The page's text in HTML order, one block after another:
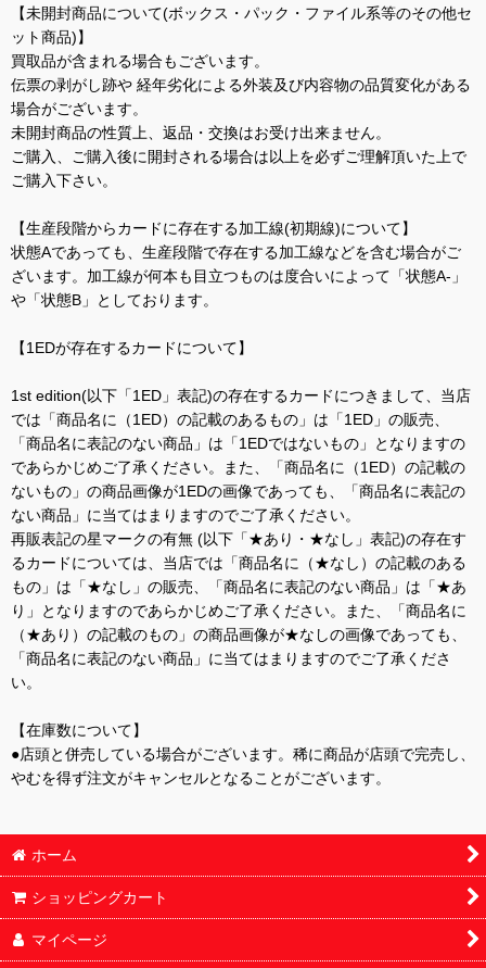
【未開封商品について(ボックス・パック・ファイル系等のその他セ
ット商品)】
買取品が含まれる場合もございます。
伝票の剥がし跡や 経年劣化による外装及び内容物の品質変化がある
場合がございます。
未開封商品の性質上、返品・交換はお受け出来ません。
ご購入、ご購入後に開封される場合は以上を必ずご理解頂いた上で
ご購入下さい。
【生産段階からカードに存在する加工線(初期線)について】
状態Aであっても、生産段階で存在する加工線などを含む場合がご
ざいます。加工線が何本も目立つものは度合いによって「状態A-」
や「状態B」としております。
【1EDが存在するカードについて】
1st edition(以下「1ED」表記)の存在するカードにつきまして、当店
では「商品名に（1ED）の記載のあるもの」は「1ED」の販売、
「商品名に表記のない商品」は「1EDではないもの」となりますの
であらかじめご了承ください。また、「商品名に（1ED）の記載の
ないもの」の商品画像が1EDの画像であっても、「商品名に表記の
ない商品」に当てはまりますのでご了承ください。
再販表記の星マークの有無 (以下「★あり・★なし」表記)の存在す
るカードについては、当店では「商品名に（★なし）の記載のある
もの」は「★なし」の販売、「商品名に表記のない商品」は「★あ
り」となりますのであらかじめご了承ください。また、「商品名に
（★あり）の記載のもの」の商品画像が★なしの画像であっても、
「商品名に表記のない商品」に当てはまりますのでご了承くださ
い。
【在庫数について】
●店頭と併売している場合がございます。稀に商品が店頭で完売し、
やむを得ず注文がキャンセルとなることがございます。
ホーム
ショッピングカート
マイページ